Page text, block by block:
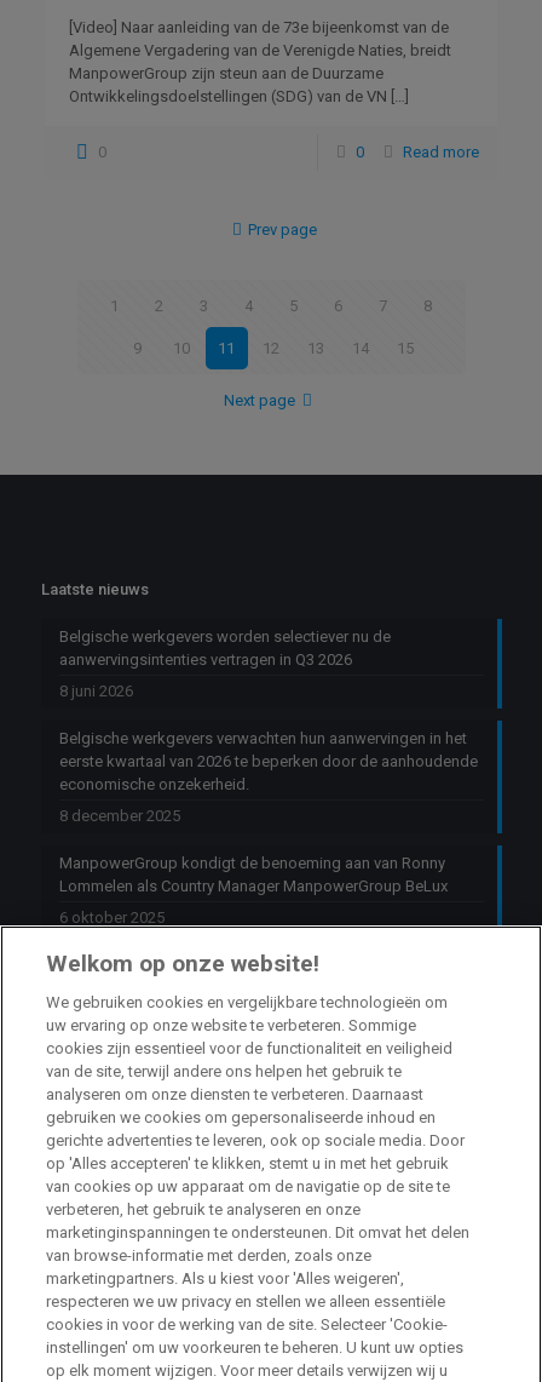
[Video] Naar aanleiding van de 73e bijeenkomst van de
Algemene Vergadering van de Verenigde Naties, breidt
ManpowerGroup zijn steun aan de Duurzame
Ontwikkelingsdoelstellingen (SDG) van de VN […]
0 0 Read more
Prev page
1 2 3 4 5 6 7 8
9 10 11 12 13 14 15
Next page
Laatste nieuws
Belgische werkgevers worden selectiever nu de
aanwervingsintenties vertragen in Q3 2026
8 juni 2026
Belgische werkgevers verwachten hun aanwervingen in het
eerste kwartaal van 2026 te beperken door de aanhoudende
economische onzekerheid.
8 december 2025
ManpowerGroup kondigt de benoeming aan van Ronny
Lommelen als Country Manager ManpowerGroup BeLux
6 oktober 2025
HR Consultant Sint-Niklaas
Sint-Niklaas Full Time
Stage HR Consultant – Machelen
Machelen Internship
Talent Acquisition Specialist Life Sciences
Machelen Full Time
Welkom op onze website!
We gebruiken cookies en vergelijkbare technologieën om
uw ervaring op onze website te verbeteren. Sommige
cookies zijn essentieel voor de functionaliteit en veiligheid
van de site, terwijl andere ons helpen het gebruik te
analyseren om onze diensten te verbeteren. Daarnaast
gebruiken we cookies om gepersonaliseerde inhoud en
gerichte advertenties te leveren, ook op sociale media. Door
op 'Alles accepteren' te klikken, stemt u in met het gebruik
van cookies op uw apparaat om de navigatie op de site te
verbeteren, het gebruik te analyseren en onze
marketinginspanningen te ondersteunen. Dit omvat het delen
van browse-informatie met derden, zoals onze
marketingpartners. Als u kiest voor 'Alles weigeren',
respecteren we uw privacy en stellen we alleen essentiële
cookies in voor de werking van de site. Selecteer 'Cookie-
instellingen' om uw voorkeuren te beheren. U kunt uw opties
op elk moment wijzigen. Voor meer details verwijzen wij u